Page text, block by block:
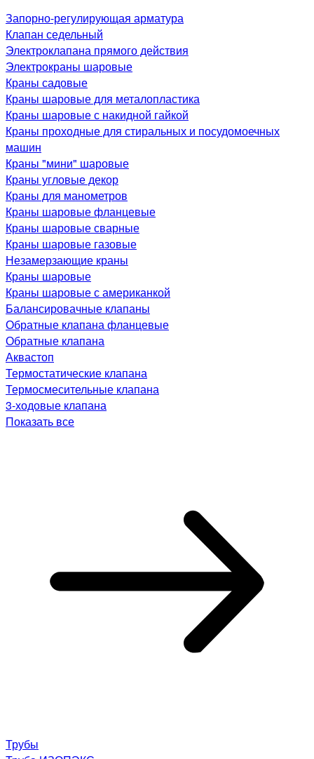
Запорно-регулирующая арматура
Клапан седельный
Электроклапана прямого действия
Электрокраны шаровые
Краны садовые
Краны шаровые для металопластика
Краны шаровые с накидной гайкой
Краны проходные для стиральных и посудомоечных
машин
Краны "мини" шаровые
Краны угловые декор
Краны для манометров
Краны шаровые фланцевые
Краны шаровые сварные
Краны шаровые газовые
Незамерзающие краны
Краны шаровые
Краны шаровые с американкой
Балансировачные клапаны
Обратные клапана фланцевые
Обратные клапана
Аквастоп
Термостатические клапана
Термосмесительные клапана
3-ходовые клапана
Показать все
Трубы